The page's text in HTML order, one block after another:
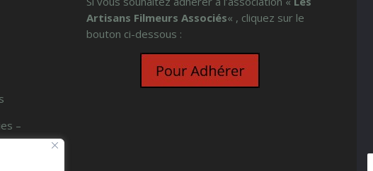
–
Artisans Filmeurs Associés« , cliquez sur le
bouton ci-dessous :